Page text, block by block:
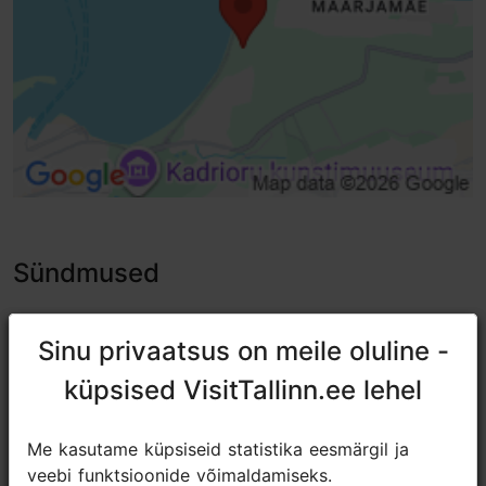
Sündmused
Sinu privaatsus on meile oluline -
küpsised VisitTallinn.ee lehel
Me kasutame küpsiseid statistika eesmärgil ja
veebi funktsioonide võimaldamiseks.
Sinu privaatsus on meile oluline -
küpsised VisitTallinn.ee lehel
Me kasutame küpsiseid statistika eesmärgil ja
veebi funktsioonide võimaldamiseks.